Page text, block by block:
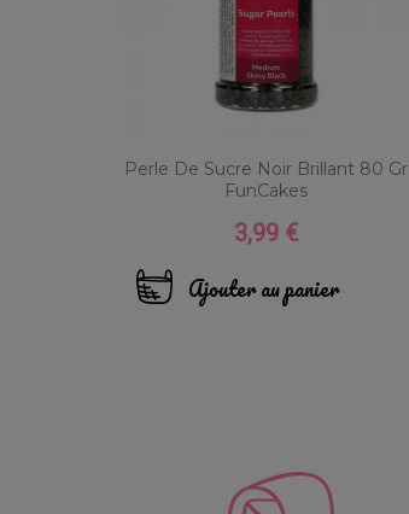
Perle De Sucre Noir Brillant 80 Gr
FunCakes
Prix
3,99 €
Ajouter au panier